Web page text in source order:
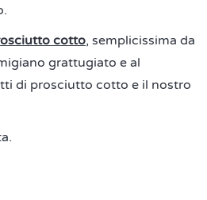
cotto, semplicissima da
grattugiato e al
di prosciutto cotto e il nostro